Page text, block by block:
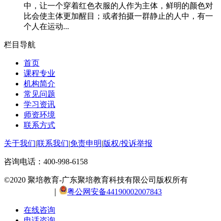
中，让一个穿着红色衣服的人作为主体，鲜明的颜色对
比会使主体更加醒目；或者拍摄一群静止的人中，有一
个人在运动...
栏目导航
首页
课程专业
机构简介
常见问题
学习资讯
师资环境
联系方式
关于我们|联系我们|免责申明|版权/投诉举报
咨询电话： 400-998-6158
©2020 聚培教育-广东聚培教育科技有限公司版权所有
粤公网安备44190002007843
在线咨询